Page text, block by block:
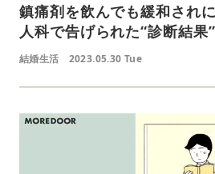
鎮痛剤を飲んでも緩和され
人科で告げられた“診断結果
結婚生活 2023.05.30 Tue